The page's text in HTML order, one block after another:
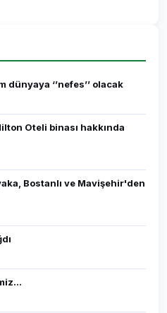
dünyaya ‘’nefes’’ olacak
Oteli binası hakkında
Bostanlı ve Mavişehir'den